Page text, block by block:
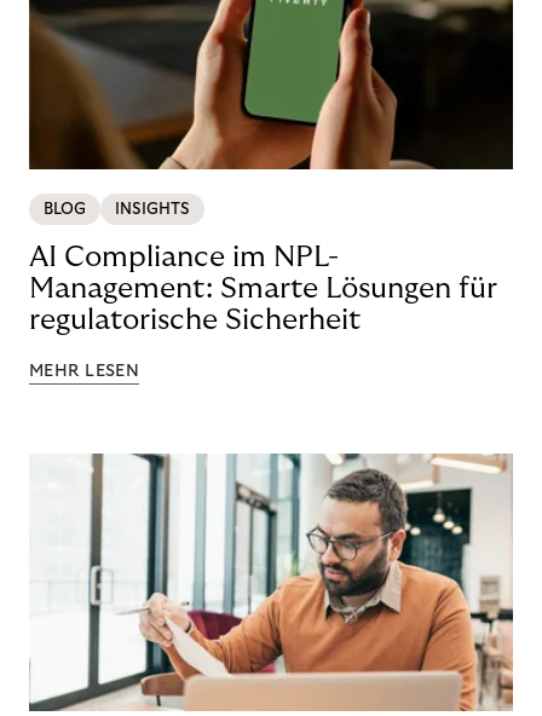
BLOG INSIGHTS
AI Compliance im NPL-
Management: Smarte Lösungen für
regulatorische Sicherheit
MEHR LESEN